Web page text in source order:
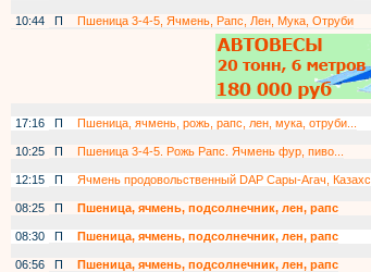
10:44
П Пшеница 3-4-5, Ячмень, Рапс, Лен, Мука, Отруби
17:16
П Пшеница, ячмень, рожь, рапс, лен, мука, отруби...
10:25
П Пшеница 3-4-5. Рожь Рапс. Ячмень фур, пиво...
12:15
П Ячмень продовольственный DAP Сары-Агач,
08:25
П Пшеница, ячмень, подсолнечник, лен, рапс
08:30
П Пшеница, ячмень, подсолнечник, лен, рапс
06:56
П Пшеница, ячмень, подсолнечник, лен, рапс